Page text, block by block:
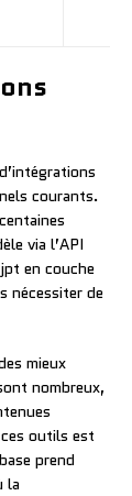
courants.
via l’API
en couche
nécessiter de
mieux
nombreux,
outils est
prend
la